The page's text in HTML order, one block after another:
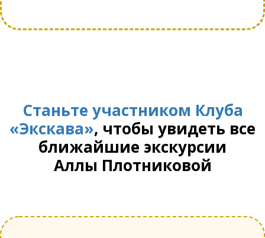
Станьте участником Клуба
«Экскава», чтобы увидеть все
ближайшие экскурсии
Аллы Плотниковой